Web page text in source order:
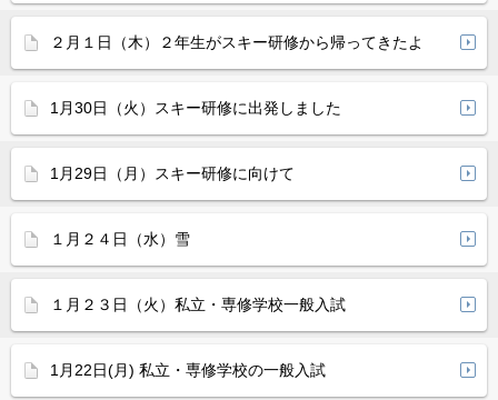
２月１日（木）２年生がスキー研修から帰ってきたよ
1月30日（火）スキー研修に出発しました
1月29日（月）スキー研修に向けて
１月２４日（水）雪
１月２３日（火）私立・専修学校一般入試
1月22日(月) 私立・専修学校の一般入試